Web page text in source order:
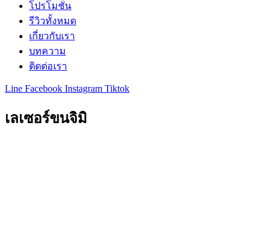
โปรโมชั่น
รีวิวทั้งหมด
เกี่ยวกับเรา
บทความ
ติดต่อเรา
Line Facebook Instagram Tiktok
เลเซอร์ขนจิมิ